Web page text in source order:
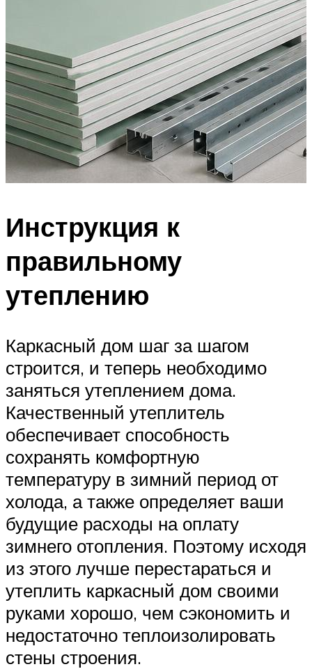
Инструкция к
правильному
утеплению
Каркасный дом шаг за шагом
строится, и теперь необходимо
заняться утеплением дома.
Качественный утеплитель
обеспечивает способность
сохранять комфортную
температуру в зимний период от
холода, а также определяет ваши
будущие расходы на оплату
зимнего отопления. Поэтому исходя
из этого лучше перестараться и
утеплить каркасный дом своими
руками хорошо, чем сэкономить и
недостаточно теплоизолировать
стены строения.